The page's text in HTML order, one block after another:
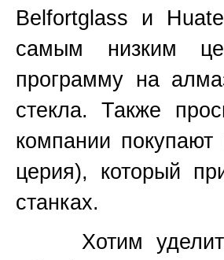
Belfortglass и
самым низким
программу на
стекла. Также
компании
церия), который
станках.
Хотим уделить